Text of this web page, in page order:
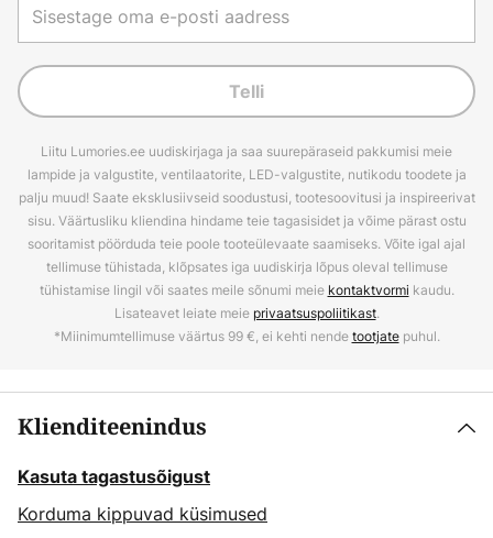
Telli
Liitu Lumories.ee uudiskirjaga ja saa suurepäraseid pakkumisi meie
lampide ja valgustite, ventilaatorite, LED-valgustite, nutikodu toodete ja
palju muud! Saate eksklusiivseid soodustusi, tootesoovitusi ja inspireerivat
sisu. Väärtusliku kliendina hindame teie tagasisidet ja võime pärast ostu
sooritamist pöörduda teie poole tooteülevaate saamiseks. Võite igal ajal
tellimuse tühistada, klõpsates iga uudiskirja lõpus oleval tellimuse
tühistamise lingil või saates meile sõnumi meie kontaktvormi kaudu.
Lisateavet leiate meie privaatsuspoliitikast.
*Miinimumtellimuse väärtus 99 €, ei kehti nendetootjatepuhul.
Klienditeenindus
Kasuta tagastusõigust
Korduma kippuvad küsimused